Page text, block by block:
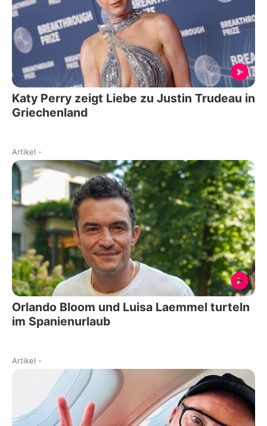
Katy Perry zeigt Liebe zu Justin Trudeau in
Griechenland
Artikel -
Orlando Bloom und Luisa Laemmel turteln
im Spanienurlaub
Artikel -